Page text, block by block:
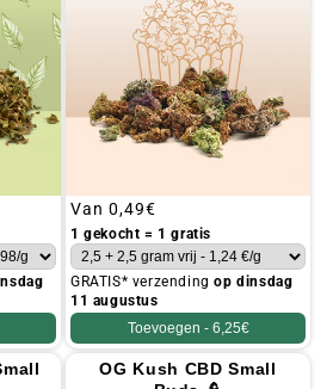
Gebruikelijke
prijs
Van 0,49€
1 gekocht = 1 gratis
GRATIS* verzendingop dinsdag
11 augustus
Toevoegen - 6,25€
OG Kush CBD Small